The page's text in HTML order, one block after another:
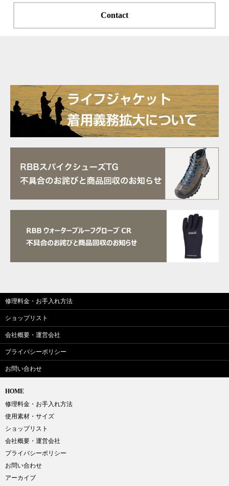
Contact
修理料金・お手入れ方法
ショップリスト
会社概要・運営会社
プライバシーポリシー
お問い合わせ
HOME
修理料金・お手入れ方法
使用素材・サイズ
ショップリスト
会社概要・運営会社
プライバシーポリシー
お問い合わせ
アーカイブ